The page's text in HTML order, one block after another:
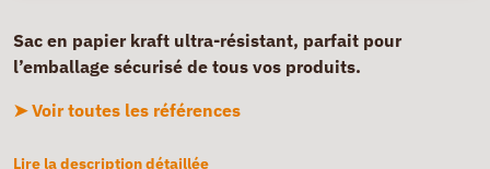
Sac en papier kraft ultra-résistant, parfait pour
l’emballage sécurisé de tous vos produits.
➤ Voir toutes les références
Lire la description détaillée